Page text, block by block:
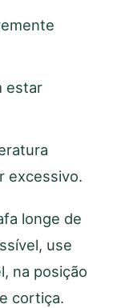
estar
excessivo.
longe de
use
na posição
cortiça.